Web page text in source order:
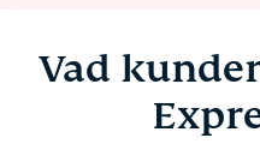
Vad